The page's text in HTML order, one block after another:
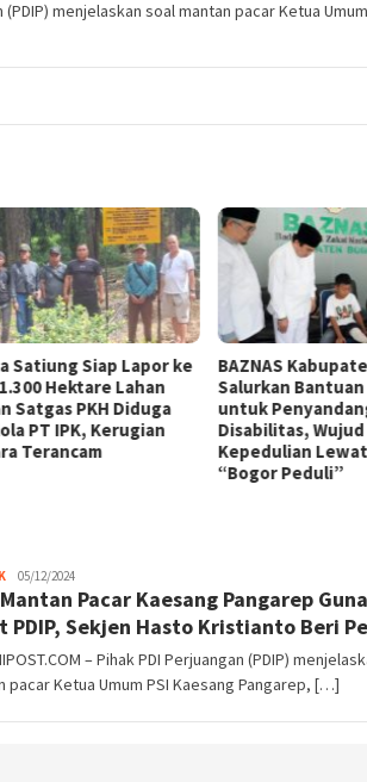
(PDIP) menjelaskan soal mantan pacar Ketua
Kabupaten Bogor
Bantuan Kaki Palsu
Penyandang
Wujud Nyata
Lewat Program
KUA Bogor
Pelayanan
Wujudkan
Profesional
Parlemen
Rakyat
05/12/2024
Pacar Kaesang Pangarep
PDIP, Sekjen Hasto Kristianto Beri
– Pihak PDI Perjuangan (PDIP)
pacar Ketua Umum PSI Kaesang Pangarep, […]